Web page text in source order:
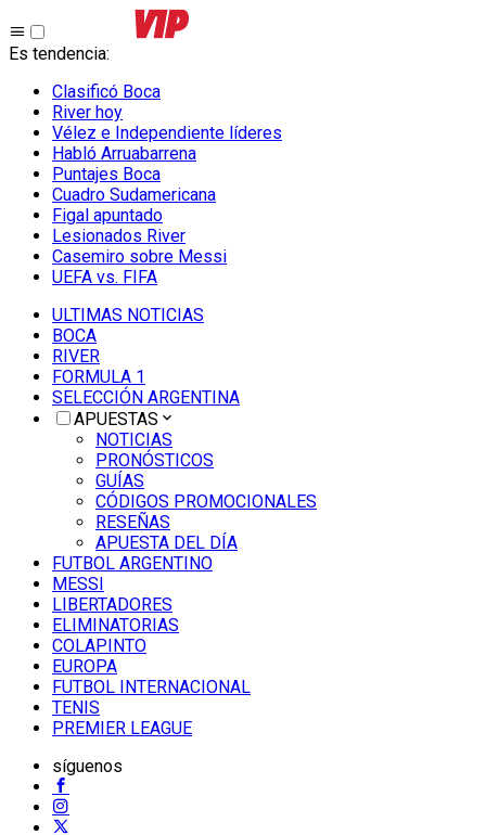
Es tendencia:
Clasificó Boca
River hoy
Vélez e Independiente líderes
Habló Arruabarrena
Puntajes Boca
Cuadro Sudamericana
Figal apuntado
Lesionados River
Casemiro sobre Messi
UEFA vs. FIFA
ULTIMAS NOTICIAS
BOCA
RIVER
FORMULA 1
SELECCIÓN ARGENTINA
APUESTAS
NOTICIAS
PRONÓSTICOS
GUÍAS
CÓDIGOS PROMOCIONALES
RESEÑAS
APUESTA DEL DÍA
FUTBOL ARGENTINO
MESSI
LIBERTADORES
ELIMINATORIAS
COLAPINTO
EUROPA
FUTBOL INTERNACIONAL
TENIS
PREMIER LEAGUE
síguenos